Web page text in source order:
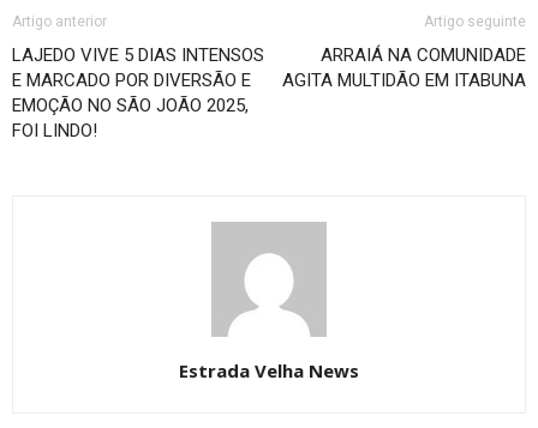
Artigo anterior
LAJEDO VIVE 5 DIAS INTENSOS
E MARCADO POR DIVERSÃO E
EMOÇÃO NO SÃO JOÃO 2025,
FOI LINDO!
Artigo seguinte
ARRAIÁ NA COMUNIDADE
AGITA MULTIDÃO EM ITABUNA
Estrada Velha News